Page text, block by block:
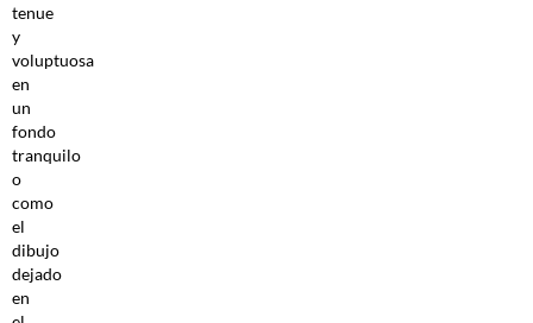
tenue
y
voluptuosa
en
un
fondo
tranquilo
o
como
el
dibujo
dejado
en